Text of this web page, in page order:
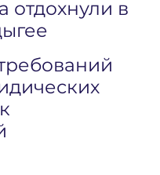
отдохнули в